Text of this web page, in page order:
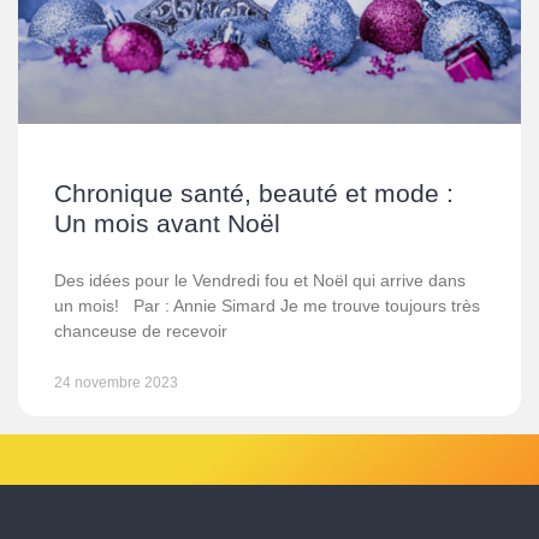
Chronique santé, beauté et mode :
Un mois avant Noël
Des idées pour le Vendredi fou et Noël qui arrive dans
un mois! Par : Annie Simard Je me trouve toujours très
chanceuse de recevoir
24 novembre 2023